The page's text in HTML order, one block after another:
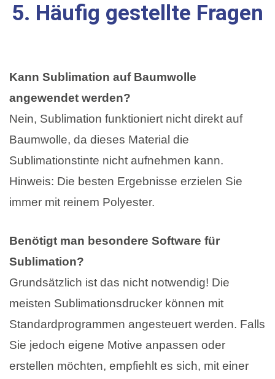
5. Häufig gestellte Fragen
Kann Sublimation auf Baumwolle
angewendet werden?
Nein, Sublimation funktioniert nicht direkt auf
Baumwolle, da dieses Material die
Sublimationstinte nicht aufnehmen kann.
Hinweis: Die besten Ergebnisse erzielen Sie
immer mit reinem Polyester.
Benötigt man besondere Software für
Sublimation?
Grundsätzlich ist das nicht notwendig! Die
meisten Sublimationsdrucker können mit
Standardprogrammen angesteuert werden. Falls
Sie jedoch eigene Motive anpassen oder
erstellen möchten, empfiehlt es sich, mit einer